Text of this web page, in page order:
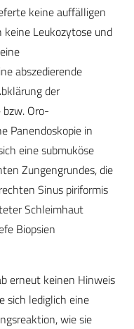
keine auffälligen
keine Leukozytose und
abszedierende
der
Oro-
Panendoskopie in
eine submuköse
Zungengrundes, die
Sinus piriformis
Schleimhaut
Biopsien
erneut keinen Hinweis
sich lediglich eine
wie sie